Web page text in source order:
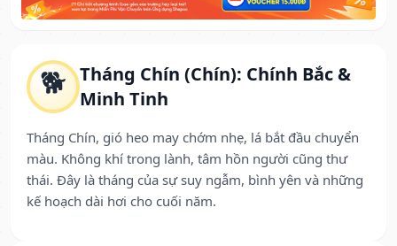
🐕 Tháng Chín (Chín): Chính Bắc &
Minh Tinh
Tháng Chín, gió heo may chớm nhẹ, lá bắt đầu chuyển
màu. Không khí trong lành, tâm hồn người cũng thư
thái. Đây là tháng của sự suy ngẫm, bình yên và những
kế hoạch dài hơi cho cuối năm.